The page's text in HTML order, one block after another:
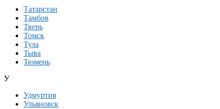
Татарстан
Тамбов
Тверь
Томск
Тула
Тыва
Тюмень
У
Удмуртия
Ульяновск